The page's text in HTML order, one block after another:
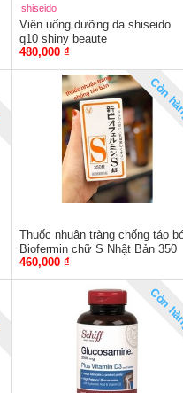
shiseido
Viên uống dưỡng da shiseido
q10 shiny beaute
480,000 ₫
Còn
Thuốc nhuận tràng chống táo
Biofermin chữ S Nhật Bản 350
viên
460,000 ₫
Còn